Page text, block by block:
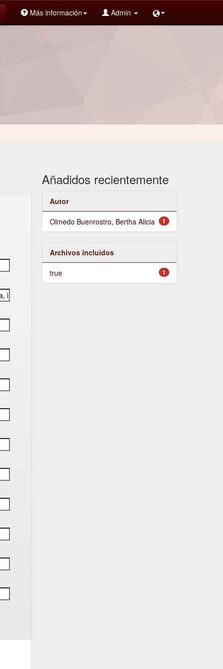
Más información Admin
Añadidos recientemente
Autor
1
Olmedo Buenrostro, Bertha Alicia
Archivos incluidos
1
true